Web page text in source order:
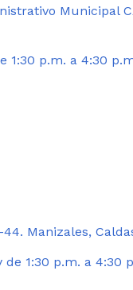
Municipal
1:30 p.m. a 4:30
Manizales,
1:30 p.m. a 4:30